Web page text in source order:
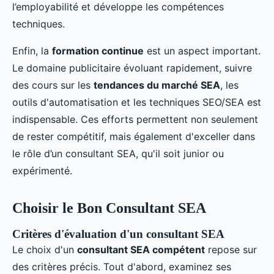
l’employabilité et développe les compétences
techniques.
Enfin, la formation continue est un aspect important.
Le domaine publicitaire évoluant rapidement, suivre
des cours sur les tendances du marché SEA, les
outils d'automatisation et les techniques SEO/SEA est
indispensable. Ces efforts permettent non seulement
de rester compétitif, mais également d'exceller dans
le rôle d’un consultant SEA, qu'il soit junior ou
expérimenté.
Choisir le Bon Consultant SEA
Critères d'évaluation d'un consultant SEA
Le choix d'un consultant SEA compétent repose sur
des critères précis. Tout d'abord, examinez ses